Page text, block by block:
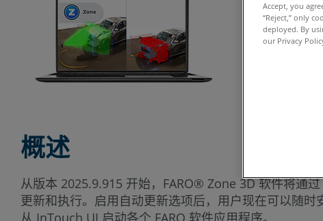
概述
从版本 2025.9.915 开始，FARO® Zone 3D 软件将通
更新和执行。启用自动更新选项后，用户现在可以随
从 InTouch UI 启动各个 FARO 软件应用程序。
Accept, you
“Reject,” only
deployed. By
our Privacy